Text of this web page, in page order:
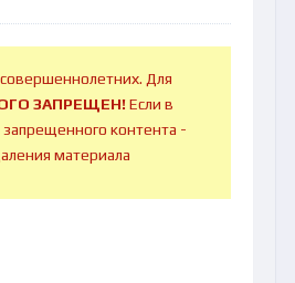
Для
ЗАПРЕЩЕН!Если в
запрещенного контента -
материала